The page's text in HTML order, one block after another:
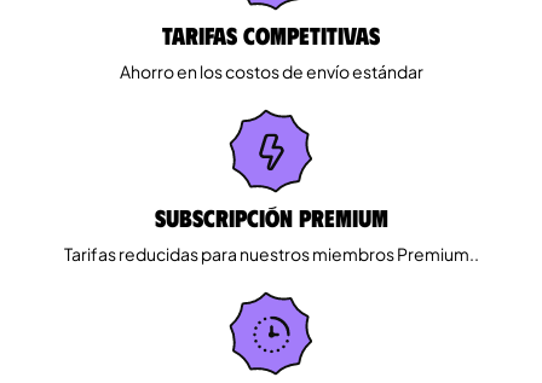
Tarifas competitivas
Ahorro en los costos de envío estándar
Subscripción Premium
Tarifas reducidas para nuestros miembros Premium..